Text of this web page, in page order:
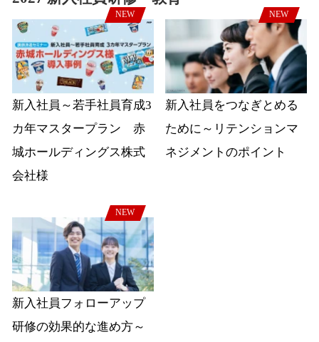
NEW
新入社員～若手社員育成3
カ年マスタープラン 赤
城ホールディングス株式
会社様
NEW
新入社員をつなぎとめる
ために～リテンションマ
ネジメントのポイント
NEW
新入社員フォローアップ
研修の効果的な進め方～